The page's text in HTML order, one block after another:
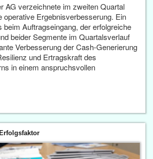
AG verzeichnete im zweiten Quartal
operative Ergebnisverbesserung. Ein
Auftragseingang, der erfolgreiche
beider Segmente im Quartalsverlauf
Verbesserung der Cash-Generierung
und Ertragskraft des
in einem anspruchsvollen